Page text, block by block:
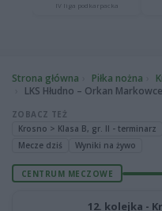
IV liga podkarpacka
Strona główna Piłka nożna
LKS Hłudno – Orkan Markowce
ZOBACZ TEŻ
Krosno > Klasa B, gr. II - terminarz
Mecze dziś
Wyniki na żywo
CENTRUM MECZOWE
12. kolejka -